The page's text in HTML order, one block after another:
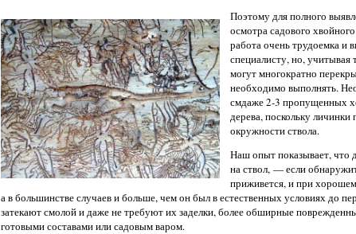
Поэтому для полного
осмотра садового
работа очень трудоемка и
специалисту, но,
могут многократно
необходимо выполнять.
смдаже 2-3 пропущенных
дерева, поскольку
окружности ствола.
Наш опыт показывает, что
на ствол, — если
приживется, и при
а в большинстве случаев и больше, чем он был в естественных условиях до
затекают смолой и даже не требуют их заделки, более обширные
готовыми составами или садовым варом.